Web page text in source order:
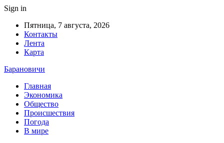
Sign in
Пятница, 7 августа, 2026
Контакты
Лента
Карта
Барановичи
Главная
Экономика
Общество
Происшествия
Погода
В мире